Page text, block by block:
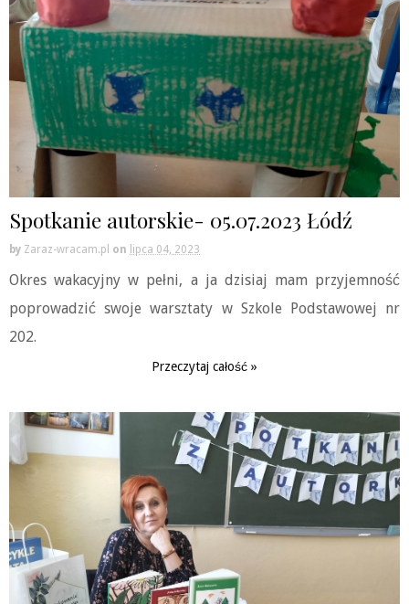
Spotkanie autorskie- 05.07.2023 Łódź
by Zaraz-wracam.pl on lipca 04, 2023
Okres wakacyjny w pełni, a ja dzisiaj mam przyjemność
poprowadzić swoje warsztaty w Szkole Podstawowej nr
202.
Przeczytaj całość »